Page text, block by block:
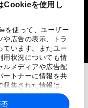
Cookieを使用し
を使って、ユーザー
や広告の表示、トラ
ています。またユー
用状況についても情
ルメディアや広告配
ートナーに情報を共
集された情報は、
ーに提供した他の情
ビスを使用した際